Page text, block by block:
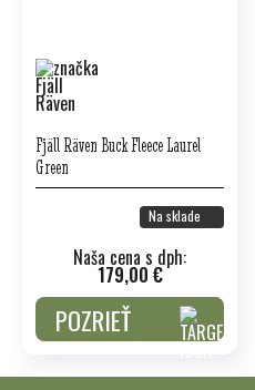
Fjäll Räven Buck Fleece Laurel
Green
Na sklade
Naša cena s dph:
179,00 €
POZRIEŤ